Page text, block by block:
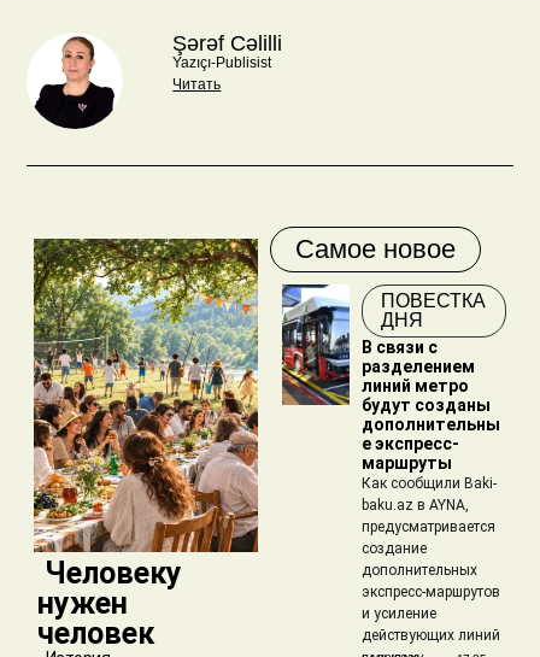
Şərəf Cəlilli
Yazıçı-Publisist
Читать
​ Человеку
нужен
человек
Самое новое
ПОВЕСТКА
ДНЯ
В связи с
разделением
линий метро
будут созданы
дополнительны
е экспресс-
маршруты
Как сообщили Baki-
baku.az в AYNA,
предусматривается
создание
дополнительных
экспресс-маршрутов
и усиление
действующих линий